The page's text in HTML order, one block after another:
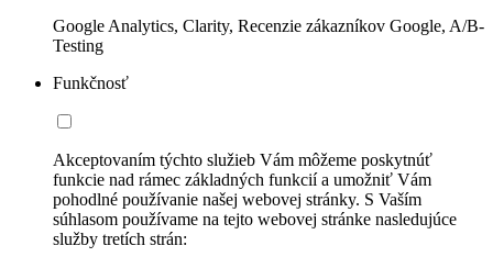
Google Analytics, Clarity, Recenzie zákazníkov Google, A/B-
Testing
Funkčnosť
Akceptovaním týchto služieb Vám môžeme poskytnúť
funkcie nad rámec základných funkcií a umožniť Vám
pohodlné používanie našej webovej stránky. S Vaším
súhlasom používame na tejto webovej stránke nasledujúce
služby tretích strán: